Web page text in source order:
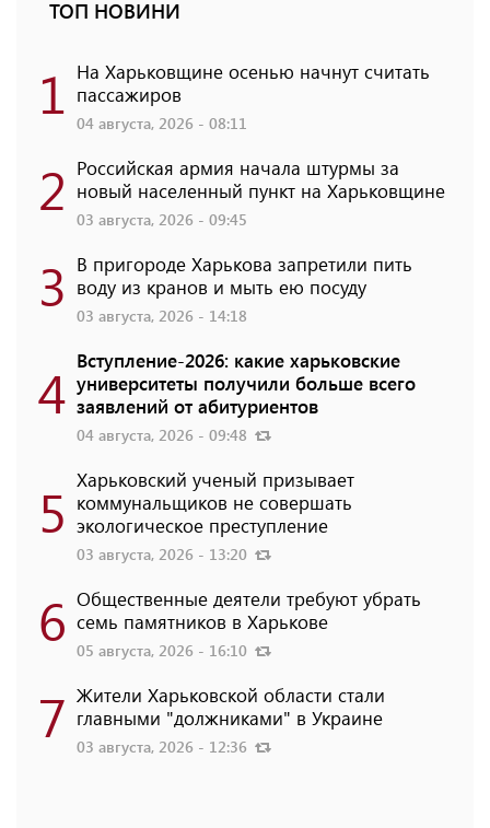
ТОП НОВИНИ
1 На Харьковщине осенью начнут считать
пассажиров
04 августа, 2026 - 08:11
2 Российская армия начала штурмы за
новый населенный пункт на Харьковщине
03 августа, 2026 - 09:45
3 В пригороде Харькова запретили пить
воду из кранов и мыть ею посуду
03 августа, 2026 - 14:18
4 Вступление-2026: какие харьковские
университеты получили больше всего
заявлений от абитуриентов
04 августа, 2026 - 09:48
5 Харьковский ученый призывает
коммунальщиков не совершать
экологическое преступление
03 августа, 2026 - 13:20
6 Общественные деятели требуют убрать
семь памятников в Харькове
05 августа, 2026 - 16:10
7 Жители Харьковской области стали
главными "должниками" в Украине
03 августа, 2026 - 12:36